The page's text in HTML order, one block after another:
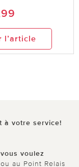
l’article
à votre service!
voulez
au Point Relais